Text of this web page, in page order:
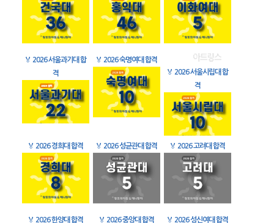
🏅 2026 서울과기대 합
격
🏅 2026 숙명여대 합격
🏅 2026 서울시립대 합
격
🏅 2026 경희대 합격 🏅 2026 성균관대 합격 🏅 2026 고려대 합격
🏅 2026 한양대 합격 🏅 2026 중앙대 합격 🏅 2026 성신여대 합격